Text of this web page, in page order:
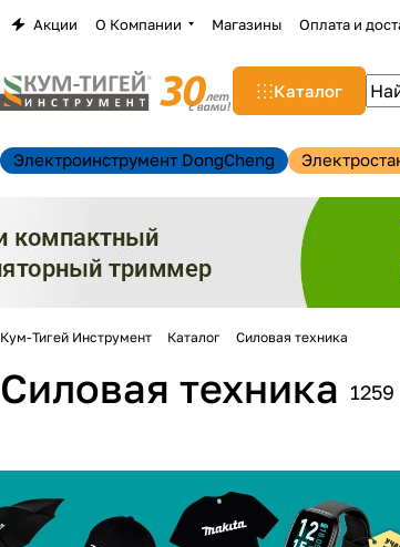
Акции О Компании Магазины Оплата и
Каталог
Электроинструмент DongCheng
Кум-Тигей Инструмент Каталог Силовая техника
Силовая техника 1259